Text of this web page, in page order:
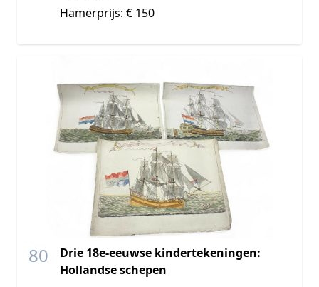
Hamerprijs: € 150
80
Drie 18e-eeuwse kindertekeningen:
Hollandse schepen